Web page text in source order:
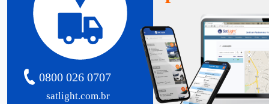
satlight.com.br
0800 026 0707